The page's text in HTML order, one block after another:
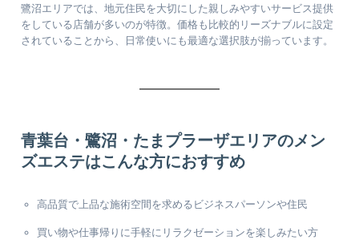
鷺沼エリアでは、地元住民を大切にした親しみやすいサービス提供
をしている店舗が多いのが特徴。価格も比較的リーズナブルに設定
されていることから、日常使いにも最適な選択肢が揃っています。
青葉台・鷺沼・たまプラーザエリアのメン
ズエステはこんな方におすすめ
高品質で上品な施術空間を求めるビジネスパーソンや住民
買い物や仕事帰りに手軽にリラクゼーションを楽しみたい方